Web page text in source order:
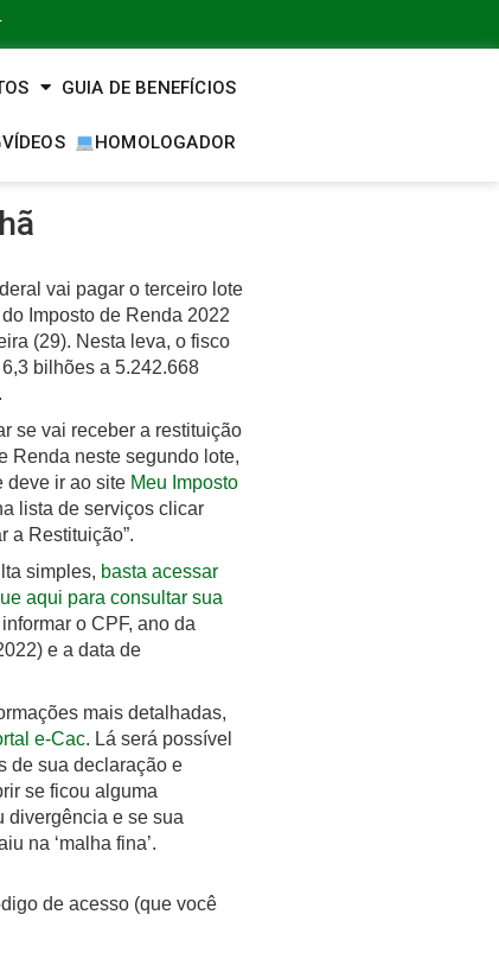
GUIA DE BENEFÍCIOS
VÍDEOS HOMOLOGADOR
vai pagar o terceiro lote
Imposto de Renda 2022
(29). Nesta leva, o fisco
bilhões a 5.242.668
se vai receber a restituição
Renda neste segundo lote,
deve ir ao site Meu Imposto
lista de serviços clicar
a Restituição”.
simples, basta acessar
aqui para consultar sua
o CPF, ano da
e a data de
mais detalhadas,
e-Cac. Lá será possível
de sua declaração e
se ficou alguma
divergência e se sua
na ‘malha fina’.
de acesso (que você